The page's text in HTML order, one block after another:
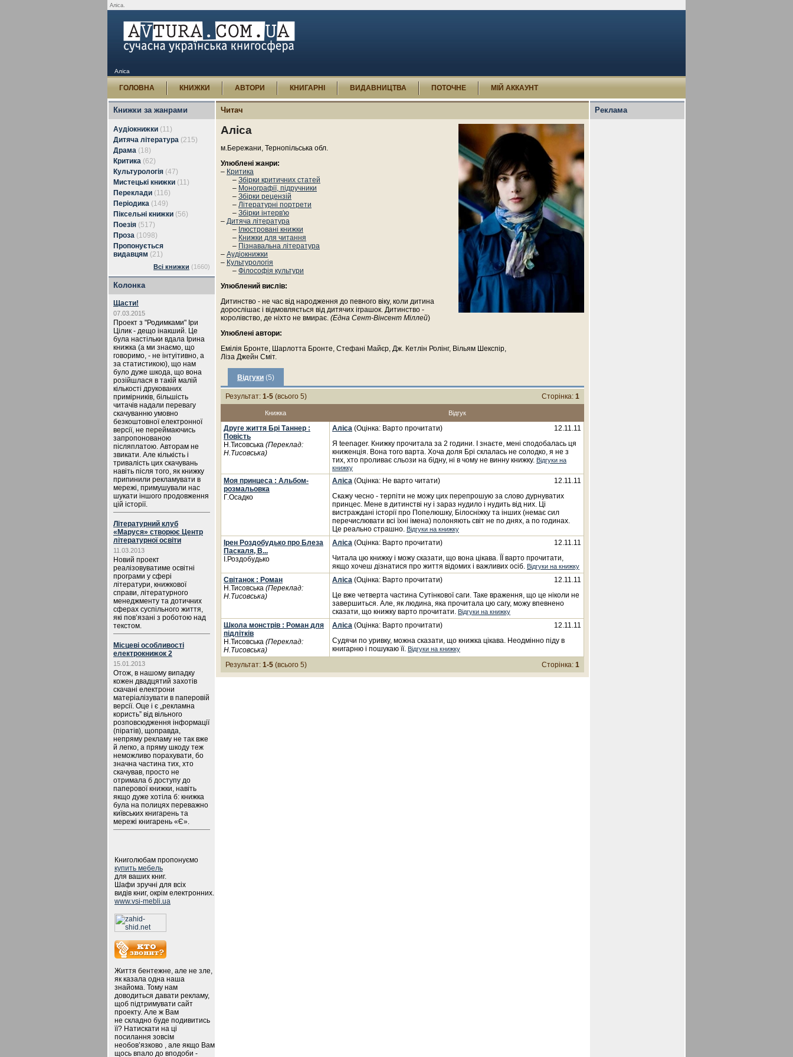
Аліса.
Аліса
ГОЛОВНА КНИЖКИ АВТОРИ КНИГАРНІ ВИДАВНИЦТВА ПОТОЧНЕ МІЙ АККАУНТ
Книжки за жанрами
Аудіокнижки (11)
Дитяча література (215)
Драма (18)
Критика (62)
Культурологія (47)
Мистецькі книжки (11)
Переклади (116)
Періодика (149)
Піксельні книжки (56)
Поезія (517)
Проза (1098)
Пропонується
видавцям (21)
Всі книжки (1660)
Колонка
Щасти!
07.03.2015
Проект з "Родимками" Іри
Цілик - дещо інакший. Це
була настільки вдала Ірина
книжка (а ми знаємо, що
говоримо, - не інтуітивно, а
за статистикою), що нам
було дуже шкода, що вона
розійшлася в такій малій
кількості друкованих
примірників, більшість
читачів надали перевагу
скачуванню умовно
безкоштовної електронної
версії, не переймаючись
запропонованою
післяплатою. Авторам не
звикати. Але кількість і
тривалість цих скачувань
навіть після того, як книжку
припинили рекламувати в
мережі, примушували нас
шукати іншого продовження
цій історії.
Літературний клуб
«Маруся» створює Центр
літературної освіти
11.03.2013
Новий проект
реалізовуватиме освітні
програми у сфері
літератури, книжкової
справи, літературного
менеджменту та дотичних
сферах суспільного життя,
які пов’язані з роботою над
текстом.
Місцеві особливості
електрокнижок 2
15.01.2013
Отож, в нашому випадку
кожен двадцятий захотів
скачані електрони
матеріалізувати в паперовій
версії. Оце і є „рекламна
користь” від вільного
розповсюдження інформації
(піратів), щоправда,
непряму рекламу не так вже
й легко, а пряму шкоду теж
неможливо порахувати, бо
значна частина тих, хто
скачував, просто не
отримала б доступу до
паперової книжки, навіть
якщо дуже хотіла б: книжка
була на полицях переважно
київських книгарень та
мережі книгарень «Є».
Книголюбам пропонуємо
купить мебель
для ваших книг.
Шафи зручні для всіх
видів книг, окрім електронних.
www.vsi-mebli.ua
Життя бентежне, але не зле,
як казала одна наша
знайома. Тому нам
доводиться давати рекламу,
щоб підтримувати сайт
проекту. Але ж Вам
не складно буде подивитись
її? Натискати на ці
посилання зовсім
необов’язково , але якщо Вам
щось впало до вподоби -
Читач
Аліса
м.Бережани, Тернопільська обл.
Улюблені жанри:
– Критика
– Збірки критичних статей
– Монографії, підручники
– Збірки рецензій
– Літературні портрети
– Збірки інтерв'ю
– Дитяча література
– Ілюстровані книжки
– Книжки для читання
– Пізнавальна література
– Аудіокнижки
– Культурологія
– Філософія культури
Улюблений вислів:
Дитинство - не час від народження до певного віку, коли дитина
дорослішає і відмовляється від дитячих іграшок. Дитинство -
королівство, де ніхто не вмирає. (Една Сент-Вінсент Міллей)
Улюблені автори:
Емілія Бронте, Шарлотта Бронте, Стефані Майєр, Дж. Кетлін Ролінг, Вільям Шекспір,
Ліза Джейн Сміт.
Відгуки (5)
Результат: 1-5 (всього 5) Сторінка: 1
Книжка Відгук
Друге життя Брі Таннер :
Повість
Н.Тисовська (Переклад:
Н.Тисовська)
12.11.11
Аліса (Оцінка: Варто прочитати)
Я teenager. Книжку прочитала за 2 години. І знаєте, мені сподобалась ця
книженція. Вона того варта. Хоча доля Брі склалась не солодко, я не з
тих, хто проливає сльози на бідну, ні в чому не винну книжку. Відгуки на
книжку
Моя принцеса : Альбом-
розмальовка
Г.Осадко
12.11.11
Аліса (Оцінка: Не варто читати)
Скажу чесно - терпіти не можу цих перепрошую за слово дурнуватих
принцес. Мене в дитинстві ну і зараз нудило і нудить від них. Ці
вистраждані історії про Попелюшку, Білосніжку та інших (немає сил
перечислювати всі їхні імена) полоняють світ не по днях, а по годинах.
Це реально страшно. Відгуки на книжку
Ірен Роздобудько про Блеза
Паскаля, В...
І.Роздобудько
12.11.11
Аліса (Оцінка: Варто прочитати)
Читала цю книжку і можу сказати, що вона цікава. ЇЇ варто прочитати,
якщо хочеш дізнатися про життя відомих і важливих осіб. Відгуки на книжку
Світанок : Роман
Н.Тисовська (Переклад:
Н.Тисовська)
12.11.11
Аліса (Оцінка: Варто прочитати)
Це вже четверта частина Сутінкової саги. Таке враження, що це ніколи не
завершиться. Але, як людина, яка прочитала цю сагу, можу впевнено
сказати, що книжку варто прочитати. Відгуки на книжку
Школа монстрів : Роман для
підлітків
Н.Тисовська (Переклад:
Н.Тисовська)
12.11.11
Аліса (Оцінка: Варто прочитати)
Судячи по уривку, можна сказати, що книжка цікава. Неодмінно піду в
книгарню і пошукаю її. Відгуки на книжку
Результат: 1-5 (всього 5) Сторінка: 1
Реклама